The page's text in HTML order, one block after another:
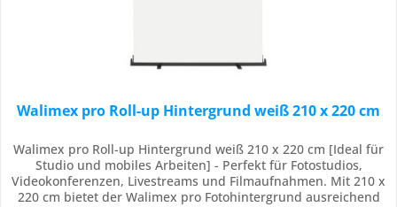
Walimex pro Roll-up Hintergrund weiß 210 x 220 cm
Walimex pro Roll-up Hintergrund weiß 210 x 220 cm [Ideal für
Studio und mobiles Arbeiten] - Perfekt für Fotostudios,
Videokonferenzen, Livestreams und Filmaufnahmen. Mit 210 x
220 cm bietet der Walimex pro Fotohintergrund ausreichend